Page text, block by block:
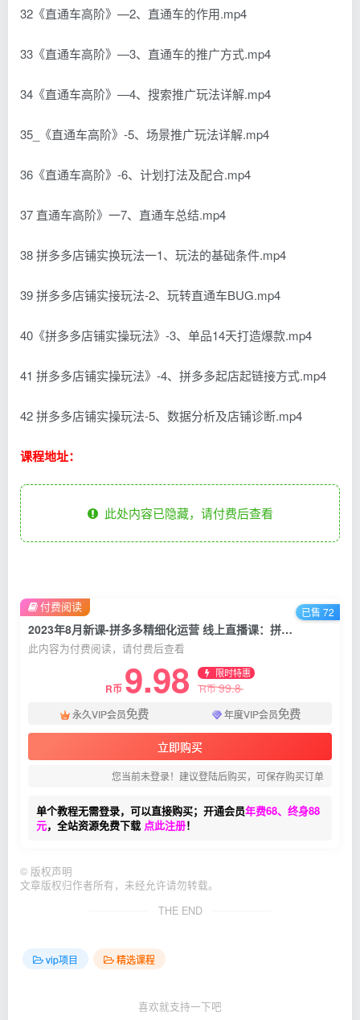
32《直通车高阶》—2、直通车的作用.mp4
33《直通车高阶》—3、直通车的推广方式.mp4
34《直通车高阶》—4、搜索推广玩法详解.mp4
35_《直通车高阶》-5、场景推广玩法详解.mp4
36《直通车高阶》-6、计划打法及配合.mp4
37 直通车高阶》一7、直通车总结.mp4
38 拼多多店铺实换玩法一1、玩法的基础条件.mp4
39 拼多多店铺实接玩法-2、玩转直通车BUG.mp4
40《拼多多店铺实操玩法》-3、单品14天打造爆款.mp4
41 拼多多店铺实操玩法》-4、拼多多起店起链接方式.mp4
42 拼多多店铺实操玩法-5、数据分析及店铺诊断.mp4
课程地址：
此处内容已隐藏，请付费后查看
2023年8月新课-拼多多精细化运营 线上直播课：拼多多实战运营系统课-42节
此内容为付费阅读，请付费后查看
R币 9.98 限时特惠
R币99.8
永久VIP会员免费 年度VIP会员免费
立即购买
您当前未登录！建议登陆后购买，可保存购买订单
单个教程无需登录，可以直接购买；开通会员年费68、终身88
元，全站资源免费下载 点此注册！
付费阅读 已售 72
© 版权声明
文章版权归作者所有，未经允许请勿转载。
THE END
vip项目 精选课程
喜欢就支持一下吧